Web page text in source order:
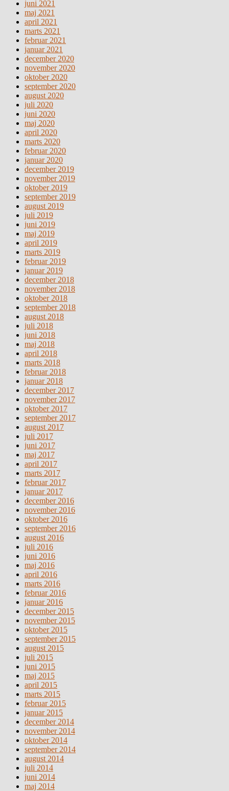
juni 2021
maj 2021
april 2021
marts 2021
februar 2021
januar 2021
december 2020
november 2020
oktober 2020
september 2020
august 2020
juli 2020
juni 2020
maj 2020
april 2020
marts 2020
februar 2020
januar 2020
december 2019
november 2019
oktober 2019
september 2019
august 2019
juli 2019
juni 2019
maj 2019
april 2019
marts 2019
februar 2019
januar 2019
december 2018
november 2018
oktober 2018
september 2018
august 2018
juli 2018
juni 2018
maj 2018
april 2018
marts 2018
februar 2018
januar 2018
december 2017
november 2017
oktober 2017
september 2017
august 2017
juli 2017
juni 2017
maj 2017
april 2017
marts 2017
februar 2017
januar 2017
december 2016
november 2016
oktober 2016
september 2016
august 2016
juli 2016
juni 2016
maj 2016
april 2016
marts 2016
februar 2016
januar 2016
december 2015
november 2015
oktober 2015
september 2015
august 2015
juli 2015
juni 2015
maj 2015
april 2015
marts 2015
februar 2015
januar 2015
december 2014
november 2014
oktober 2014
september 2014
august 2014
juli 2014
juni 2014
maj 2014